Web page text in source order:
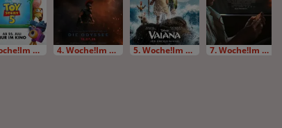
3. Woche!Im Bundesstart 4. Woche!Im Bundesstart 5. Woche!Im Bundesstart 7. Woche!Im Bundesstart